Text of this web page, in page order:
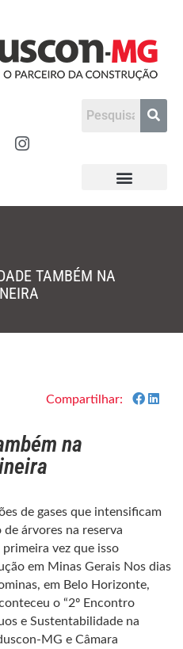
TAMBÉM NA
Compartilhar:
na
de gases que intensificam
árvores na reserva
primeira vez que isso
em Minas Gerais Nos dias
em Belo Horizonte,
o “2º Encontro
e Sustentabilidade na
MG e Câmara